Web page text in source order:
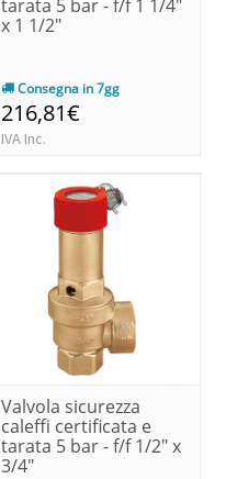
tarata 5 bar - f/f 1 1/4"
x 1 1/2"
Consegna in 7gg
216,81€
IVA Inc.
Valvola sicurezza
caleffi certificata e
tarata 5 bar - f/f 1/2" x
3/4"